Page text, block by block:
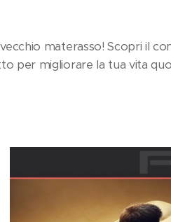
materasso! Scopri il
per migliorare la tua vita